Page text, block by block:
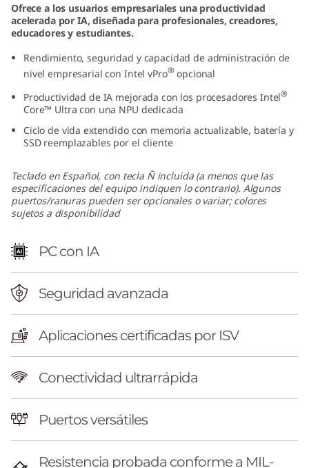
Ofrece a los usuarios empresariales una productividad
acelerada por IA, diseñada para profesionales, creadores,
educadores y estudiantes.
Rendimiento, seguridad y capacidad de administración de
nivel empresarial con Intel vPro® opcional
Productividad de IA mejorada con los procesadores Intel®
Core™ Ultra con una NPU dedicada
Ciclo de vida extendido con memoria actualizable, batería y
SSD reemplazables por el cliente
Teclado en Español, con tecla Ñ incluida (a menos que las
especificaciones del equipo indiquen lo contrario). Algunos
puertos/ranuras pueden ser opcionales o variar; colores
sujetos a disponibilidad
PC con IA
Seguridad avanzada
Aplicaciones certificadas por ISV
Conectividad ultrarrápida
Puertos versátiles
Resistencia probada conforme a MIL-